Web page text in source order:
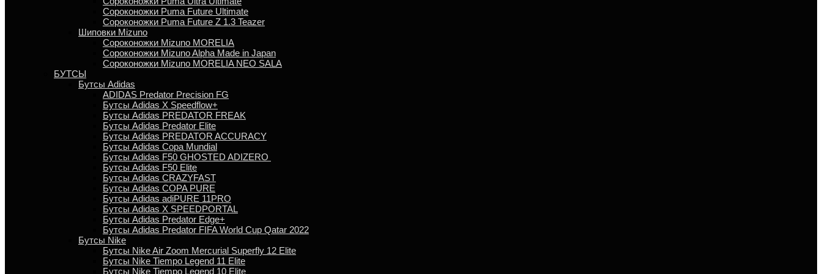
Сороконожки Puma Future Ultimate
Сороконожки Puma Future Z 1.3 Teazer
Шиповки Mizuno
Сороконожки Mizuno MORELIA
Сороконожки Mizuno Alpha Made in Japan
Сороконожки Mizuno MORELIA NEO SALA
БУТСЫ
Бутсы Adidas
ADIDAS Predator Precision FG
Бутсы Аdidas X Speedflow+
Бутсы Adidas PREDATOR FREAK
Бутсы Adidas Predator Elite
Бутсы Adidas PREDATOR ACCURACY
Бутсы Adidas Copa Mundial
Бутсы Аdidas F50 GHOSTED ADIZERO
Бутсы Adidas F50 Elite
Бутсы Adidas CRAZYFAST
Бутсы Adidas COPA PURE
Бутсы Adidas adiPURE 11PRO
Бутсы Аdidas X SPEEDPORTAL
Бутсы Аdidas Predator Edge+
Бутсы Аdidas Predator FIFA World Cup Qatar 2022
Бутсы Nike
Бутсы Nike Air Zoom Mercurial Superfly 12 Elite
Бутсы Nike Tiempo Legend 11 Elite
Бутсы Nike Tiempo Legend 10 Elite